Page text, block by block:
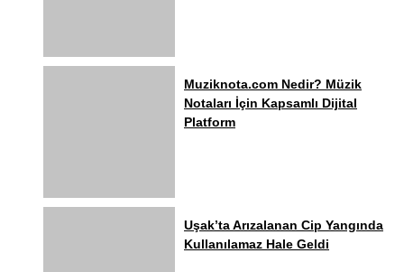
Muziknota.com Nedir? Müzik
Notaları İçin Kapsamlı Dijital
Platform
Uşak’ta Arızalanan Cip Yangında
Kullanılamaz Hale Geldi